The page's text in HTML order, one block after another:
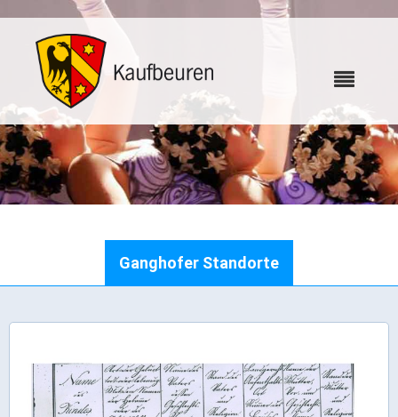
Wo erledige ich was
Rathaus Digital
Ganghofer Standorte